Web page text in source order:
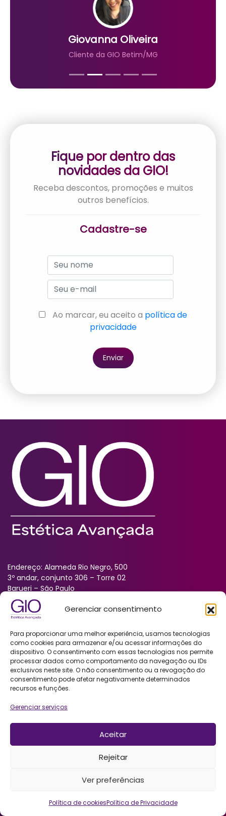
Gerenciar consentimento
Para proporcionar uma melhor experiência, usamos tecnologias
como cookies para armazenar e/ou acessar informações do
dispositivo. O consentimento com essas tecnologias nos permite
processar dados como comportamento da navegação ou IDs
exclusivos neste site. O não consentimento ou a revogação do
consentimento pode afetar negativamente determinados
recursos e funções.
Gerenciar serviços
Aceitar
Rejeitar
Ver preferências
Política de cookiesPolítica de Privacidade
Giovanna Oliveira
Cliente da GIO Betim/MG
Fique por dentro das
novidades da GIO!
Receba descontos, promoções e muitos
outros benefícios.
Cadastre-se
Ao marcar, eu aceito a política de
privacidade
Endereço: Alameda Rio Negro, 500
3º andar, conjunto 306 – Torre 02
Barueri – São Paulo
CEP: 06454-000
INSTITUCIONAL
Agendamento Online
Onde Estamos
Sobre a GIO
Nosso Grupo
Seja um Franqueado
Dicas GIO
SAC
Ética e Integridade